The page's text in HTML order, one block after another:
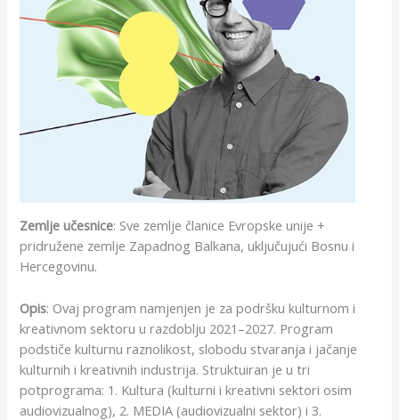
Zemlje učesnice: Sve zemlje članice Evropske unije +
pridružene zemlje Zapadnog Balkana, uključujući Bosnu i
Hercegovinu.
Opis: Ovaj program namjenjen je za podršku kulturnom i
kreativnom sektoru u razdoblju 2021–2027. Program
podstiče kulturnu raznolikost, slobodu stvaranja i jačanje
kulturnih i kreativnih industrija. Struktuiran je u tri
potprograma: 1. Kultura (kulturni i kreativni sektori osim
audiovizualnog), 2. MEDIA (audiovizualni sektor) i 3.